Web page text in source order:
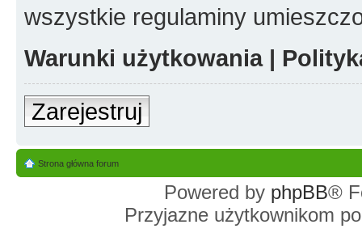
wszystkie regulaminy
Warunki użytkowania|
Zarejestruj
Strona główna forum
Powered by phpBB®
Przyjazne użytkownikom